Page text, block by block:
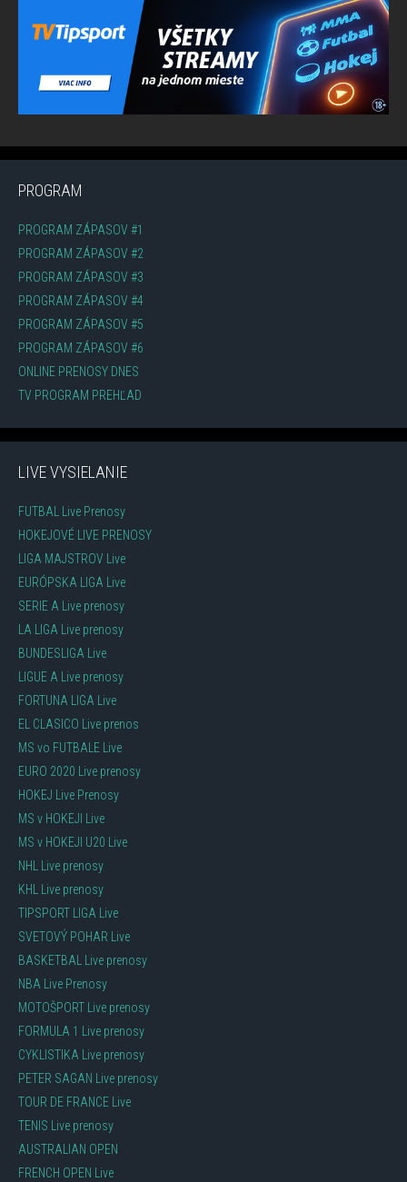
PROGRAM
PROGRAM ZÁPASOV #1
PROGRAM ZÁPASOV #2
PROGRAM ZÁPASOV #3
PROGRAM ZÁPASOV #4
PROGRAM ZÁPASOV #5
PROGRAM ZÁPASOV #6
ONLINE PRENOSY DNES
TV PROGRAM PREHĽAD
LIVE VYSIELANIE
FUTBAL Live Prenosy
HOKEJOVÉ LIVE PRENOSY
LIGA MAJSTROV Live
EURÓPSKA LIGA Live
SERIE A Live prenosy
LA LIGA Live prenosy
BUNDESLIGA Live
LIGUE A Live prenosy
FORTUNA LIGA Live
EL CLASICO Live prenos
MS vo FUTBALE Live
EURO 2020 Live prenosy
HOKEJ Live Prenosy
MS v HOKEJI Live
MS v HOKEJI U20 Live
NHL Live prenosy
KHL Live prenosy
TIPSPORT LIGA Live
SVETOVÝ POHAR Live
BASKETBAL Live prenosy
NBA Live Prenosy
MOTOŠPORT Live prenosy
FORMULA 1 Live prenosy
CYKLISTIKA Live prenosy
PETER SAGAN Live prenosy
TOUR DE FRANCE Live
TENIS Live prenosy
AUSTRALIAN OPEN
FRENCH OPEN Live